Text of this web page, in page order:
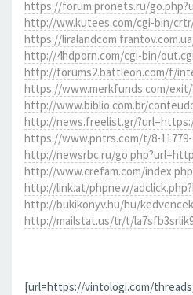
https://forum.pronets.ru/
http://ww.kutees.com/cgi-bin/
https://
http://4hdporn.com/cgi-bin/
http://forums2.battleon.com/f/
https://www.merkfunds.com/exit/
http://www.biblio.com.br/
http://news.freelist.gr/
https://www.pntrs.com/t/8-11779-
http://newsrbc.ru/
http://www.crefam.com/
http://link.at/phpnew/
http://bukikonyv.hu/hu/
http://mailstat.us/tr/t/
[url=https://vintologi.com/